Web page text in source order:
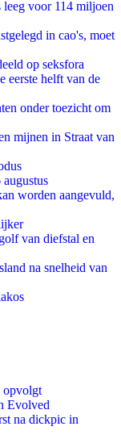
voor 114 miljoen
in cao's, moet
op seksfora
eerste helft van de
onder toezicht om
mijnen in Straat van
worden aangevuld,
van diefstal en
na snelheid van
opvolgt
Evolved
na dickpic in